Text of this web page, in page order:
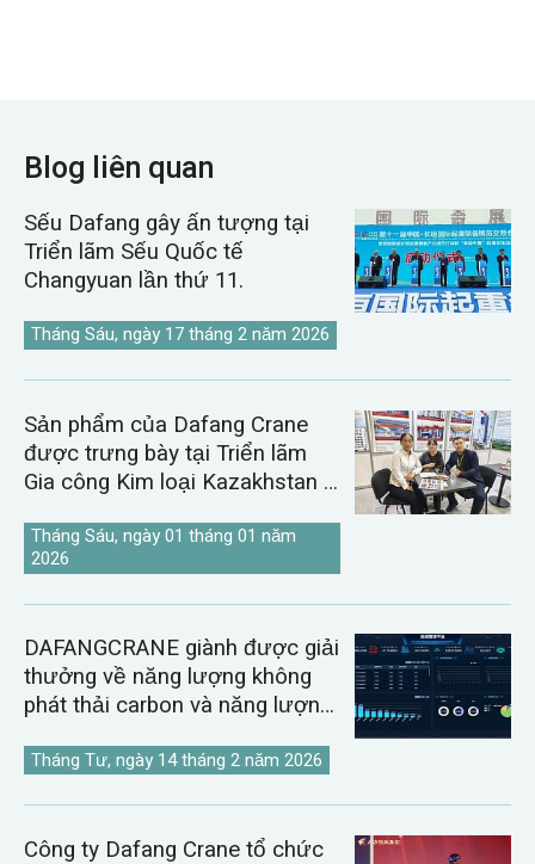
Blog liên quan
Sếu Dafang gây ấn tượng tại
Triển lãm Sếu Quốc tế
Changyuan lần thứ 11.
Tháng Sáu, ngày 17 tháng 2 năm 2026
Sản phẩm của Dafang Crane
được trưng bày tại Triển lãm
Gia công Kim loại Kazakhstan &
Tháng Sáu, ngày 01 tháng 01 năm
2026
DAFANGCRANE giành được giải
thưởng về năng lượng không
phát thải carbon và năng lượng
Tháng Tư, ngày 14 tháng 2 năm 2026
Công ty Dafang Crane tổ chức